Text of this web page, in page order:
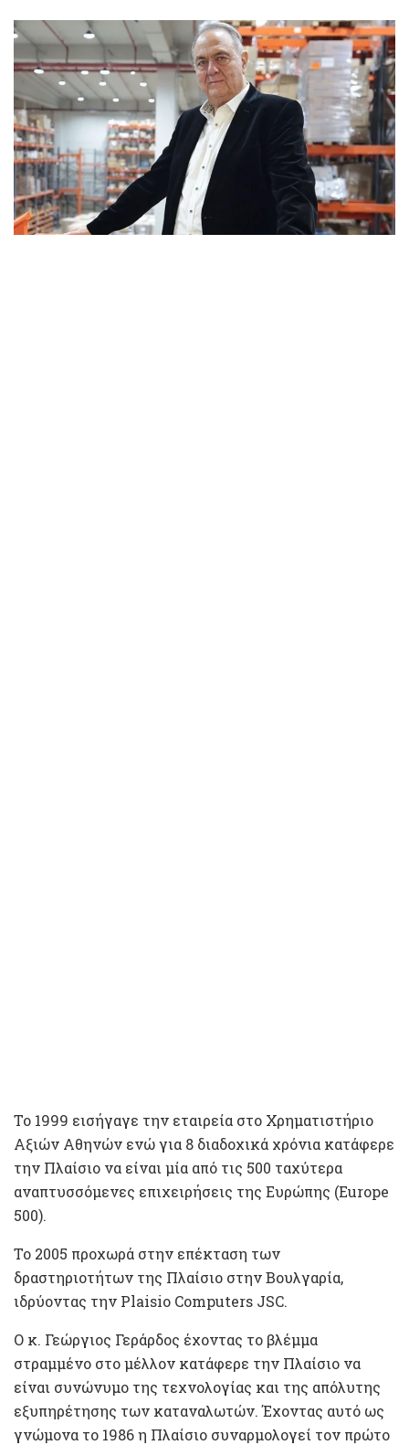
Το 1999 εισήγαγε την εταιρεία στο Χρηματιστήριο
Αξιών Αθηνών ενώ για 8 διαδοχικά χρόνια κατάφερε
την Πλαίσιο να είναι μία από τις 500 ταχύτερα
αναπτυσσόμενες επιχειρήσεις της Ευρώπης (Europe
500).
To 2005 προχωρά στην επέκταση των
δραστηριοτήτων της Πλαίσιο στην Βουλγαρία,
ιδρύοντας την Plaisio Computers JSC.
Ο κ. Γεώργιος Γεράρδος έχοντας το βλέμμα
στραμμένο στο μέλλον κατάφερε την Πλαίσιο να
είναι συνώνυμο της τεχνολογίας και της απόλυτης
εξυπηρέτησης των καταναλωτών. Έχοντας αυτό ως
γνώμονα το 1986 η Πλαίσιο συναρμολογεί τον πρώτο